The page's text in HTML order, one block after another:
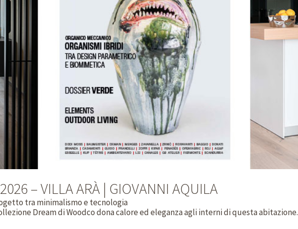
– VILLA ARÀ | GIOVANNI AQUILA
tra minimalismo e tecnologia
Dream di Woodco dona calore ed eleganza agli interni di questa abitazione.